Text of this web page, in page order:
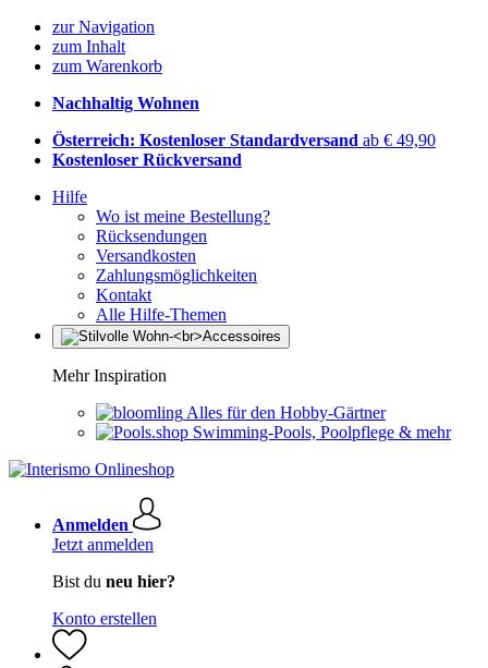
zur Navigation
zum Inhalt
zum Warenkorb
Nachhaltig Wohnen
Österreich: Kostenloser Standardversand ab € 49,90
Kostenloser Rückversand
Hilfe
Wo ist meine Bestellung?
Rücksendungen
Versandkosten
Zahlungsmöglichkeiten
Kontakt
Alle Hilfe-Themen
Mehr Inspiration
Alles für den Hobby-Gärtner
Swimming-Pools, Poolpflege & mehr
Anmelden
Jetzt anmelden
Bist du neu hier?
Konto erstellen